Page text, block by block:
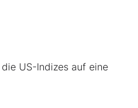
US-Indizes auf eine